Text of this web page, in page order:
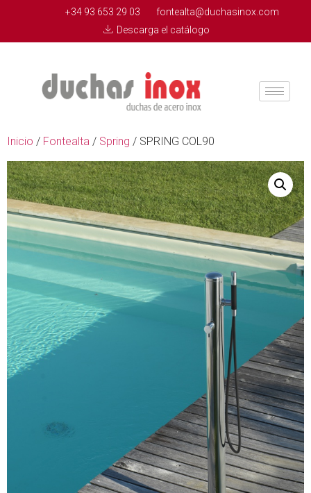
+34 93 653 29 03
fontealta@duchasinox.com
Descarga el catálogo
Inicio / Fontealta / Spring / SPRING COL90